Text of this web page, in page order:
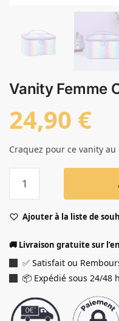
Vanity Femme
24,90 €
Craquez pour ce vanity
Ajouter à la liste de
🚚 Livraison gratuite sur
✅ Satisfait ou
📦 Expédié sous 24/48